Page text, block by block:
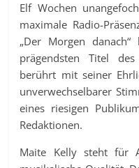
Elf Wochen
maximale Radio-
„Der Morgen
prägendsten Titel
berührt mit seiner
unverwechselbarer
eines riesigen
Redaktionen.
Maite Kelly steht für